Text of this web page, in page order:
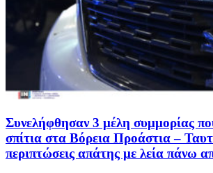
Συνελήφθησαν 3 μέλη συμμορίας
σπίτια στα Βόρεια Προάστια –
περιπτώσεις απάτης με λεία πάνω